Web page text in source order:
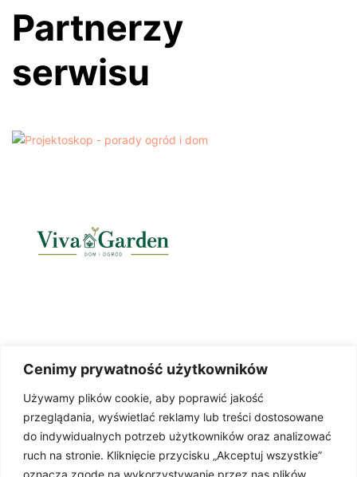
Cenimy prywatność użytkowników
Używamy plików cookie, aby poprawić jakość
przeglądania, wyświetlać reklamy lub treści dostosowane
do indywidualnych potrzeb użytkowników oraz analizować
ruch na stronie. Kliknięcie przycisku „Akceptuj wszystkie”
oznacza zgodę na wykorzystywanie przez nas plików
Partnerzy
serwisu